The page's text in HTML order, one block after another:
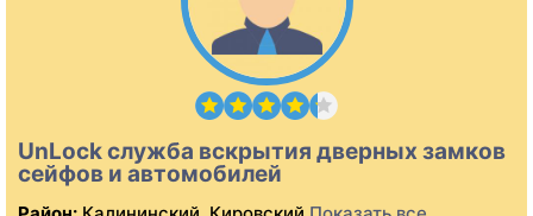
UnLock служба вскрытия дверных замков
сейфов и автомобилей